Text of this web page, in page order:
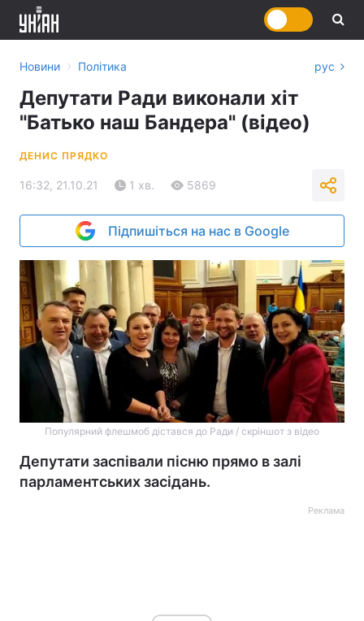
Новини › Політика рус
Депутати Ради виконали хіт
"Батько наш Бандера" (відео)
ДЕНИС ПРЯДКО
16:32, 21.10.21 1 хв. 5869
Підпишіться на нас в Google
Популярний флешмоб дістався до Ради / скріншот з відео
Депутати заспівали пісню прямо в залі
парламентських засідань.
Реклама